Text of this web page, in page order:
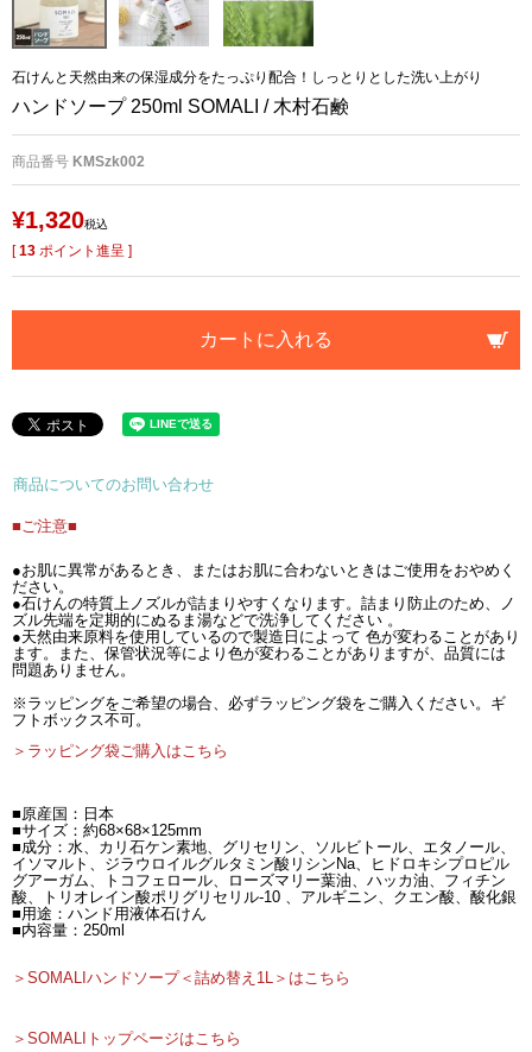
石けんと天然由来の保湿成分をたっぷり配合！しっとりとした洗い上がり
ハンドソープ 250ml SOMALI / 木村石鹸
商品番号 KMSzk002
¥1,320税込
[13 ポイント進呈 ]
カートに入れる
商品についてのお問い合わせ
■ご注意■
●お肌に異常があるとき、またはお肌に合わないときはご使用をおやめく
ださい。
●石けんの特質上ノズルが詰まりやすくなります。詰まり防止のため、ノ
ズル先端を定期的にぬるま湯などで洗浄してください 。
●天然由来原料を使用しているので製造日によって 色が変わることがあり
ます。また、保管状況等により色が変わることがありますが、品質には
問題ありません。
※ラッピングをご希望の場合、必ずラッピング袋をご購入ください。ギ
フトボックス不可。
＞ラッピング袋ご購入はこちら
■原産国：日本
■サイズ：約68×68×125mm
■成分：水、カリ石ケン素地、グリセリン、ソルビトール、エタノール、
イソマルト、ジラウロイルグルタミン酸リシンNa、ヒドロキシプロピル
グアーガム、トコフェロール、ローズマリー葉油、ハッカ油、フィチン
酸、トリオレイン酸ポリグリセリル-10 、アルギニン、クエン酸、酸化銀
■用途：ハンド用液体石けん
■内容量：250ml
＞SOMALIハンドソープ＜詰め替え1L＞はこちら
＞SOMALIトップページはこちら